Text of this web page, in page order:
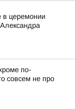
в церемонии
по-
совсем не про